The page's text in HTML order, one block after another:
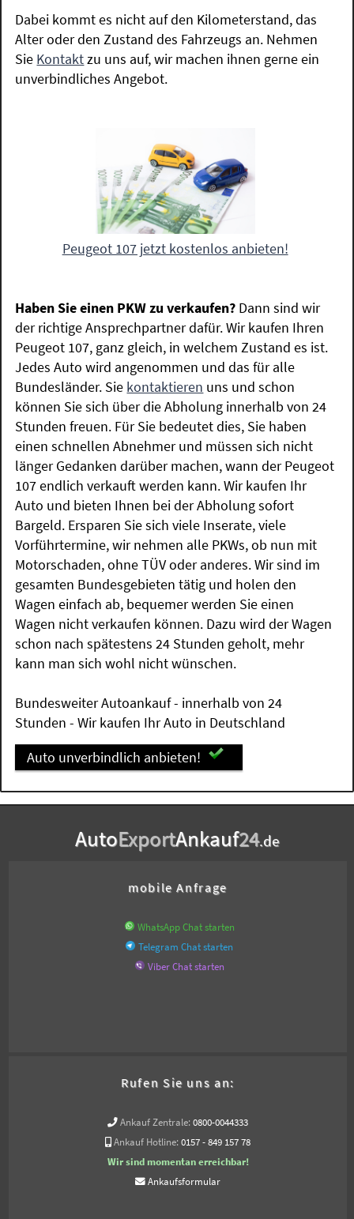
Dabei kommt es nicht auf den Kilometerstand, das
Alter oder den Zustand des Fahrzeugs an. Nehmen
Sie Kontaktzu uns auf, wir machen ihnen gerne ein
unverbindliches Angebot.
Peugeot 107 jetzt kostenlos anbieten!
Haben Sie einen PKW zu verkaufen? Dann sind wir
der richtige Ansprechpartner dafür. Wir kaufen Ihren
Peugeot 107, ganz gleich, in welchem Zustand es ist.
Jedes Auto wird angenommen und das für alle
Bundesländer. Sie kontaktieren uns und schon
können Sie sich über die Abholung innerhalb von 24
Stunden freuen. Für Sie bedeutet dies, Sie haben
einen schnellen Abnehmer und müssen sich nicht
länger Gedanken darüber machen, wann der Peugeot
107 endlich verkauft werden kann. Wir kaufen Ihr
Auto und bieten Ihnen bei der Abholung sofort
Bargeld. Ersparen Sie sich viele Inserate, viele
Vorführtermine, wir nehmen alle PKWs, ob nun mit
Motorschaden, ohne TÜV oder anderes. Wir sind im
gesamten Bundesgebieten tätig und holen den
Wagen einfach ab, bequemer werden Sie einen
Wagen nicht verkaufen können. Dazu wird der Wagen
schon nach spätestens 24 Stunden geholt, mehr
kann man sich wohl nicht wünschen.
Bundesweiter Autoankauf - innerhalb von 24
Stunden - Wir kaufen Ihr Auto in Deutschland
Auto unverbindlich anbieten!
AutoExportAnkauf24.de
mobile Anfrage
WhatsApp Chat starten
Telegram Chat starten
Viber Chat starten
Rufen Sie uns an:
Ankauf Zentrale: 0800-0044333
Ankauf Hotline: 0157 - 849 157 78
Wir sind momentan erreichbar!
Ankaufsformular